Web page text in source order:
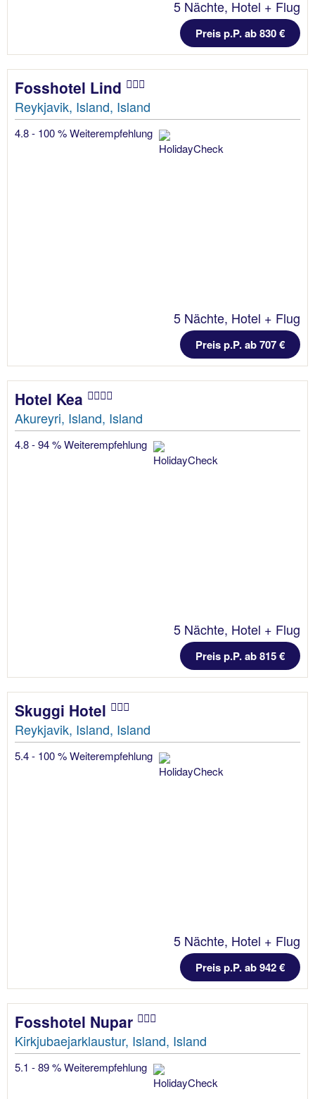
5 Nächte, Hotel + Flug
Preis p.P. ab 830 €
Fosshotel Lind
Reykjavik, Island, Island
4.8 - 100 % Weiterempfehlung
5 Nächte, Hotel + Flug
Preis p.P. ab 707 €
Hotel Kea
Akureyri, Island, Island
4.8 - 94 % Weiterempfehlung
5 Nächte, Hotel + Flug
Preis p.P. ab 815 €
Skuggi Hotel
Reykjavik, Island, Island
5.4 - 100 % Weiterempfehlung
5 Nächte, Hotel + Flug
Preis p.P. ab 942 €
Fosshotel Nupar
Kirkjubaejarklaustur, Island, Island
5.1 - 89 % Weiterempfehlung